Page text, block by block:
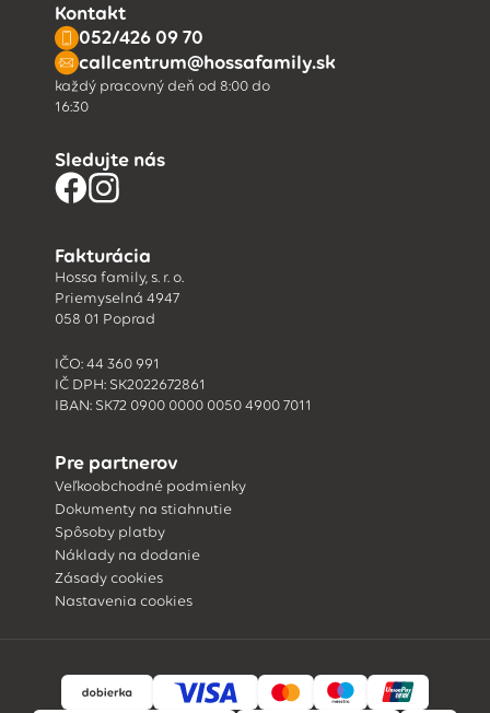
Kontakt
052/426 09 70
callcentrum@hossafamily.sk
každý pracovný deň od 8:00 do
16:30
Sledujte nás
Fakturácia
Hossa family, s. r. o.
Priemyselná 4947
058 01 Poprad
IČO: 44 360 991
IČ DPH: SK2022672861
IBAN: SK72 0900 0000 0050 4900 7011
Pre partnerov
Veľkoobchodné podmienky
Dokumenty na stiahnutie
Spôsoby platby
Náklady na dodanie
Zásady cookies
Nastavenia cookies